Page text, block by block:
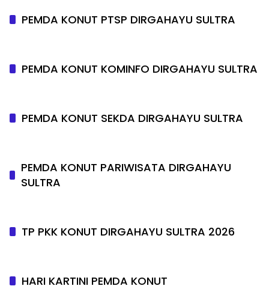
PEMDA KONUT PTSP DIRGAHAYU SULTRA
PEMDA KONUT KOMINFO DIRGAHAYU SULTRA
PEMDA KONUT SEKDA DIRGAHAYU SULTRA
PEMDA KONUT PARIWISATA DIRGAHAYU
SULTRA
TP PKK KONUT DIRGAHAYU SULTRA 2026
HARI KARTINI PEMDA KONUT